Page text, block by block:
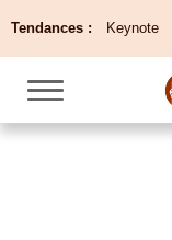
Tendances : Keynote